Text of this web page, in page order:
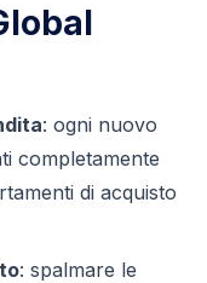
: ogni nuovo
completamente
di acquisto
: spalmare le